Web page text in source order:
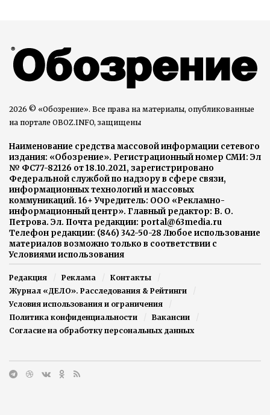
2026 © «Обозрение». Все права на материалы, опубликованные
на портале OBOZ.INFO, защищены
Наименование средства массовой информации сетевого
издания: «Обозрение». Регистрационный номер СМИ: Эл
№ ФС77-82126 от 18.10.2021, зарегистрировано
Федеральной службой по надзору в сфере связи,
информационных технологий и массовых
коммуникаций. 16+ Учредитель: ООО «Рекламно-
информационный центр». Главный редактор: В. О.
Петрова. Эл. Почта редакции: portal@63media.ru
Телефон редакции: (846) 342-50-28 Любое использование
материалов возможно только в соответствии с
Условиями использования
Редакция Реклама
Контакты
Журнал «ДЕЛО». Расследования & Рейтинги
Условия использования и ограничения
Политика конфиденциальности
Вакансии
Согласие на обработку персональных данных